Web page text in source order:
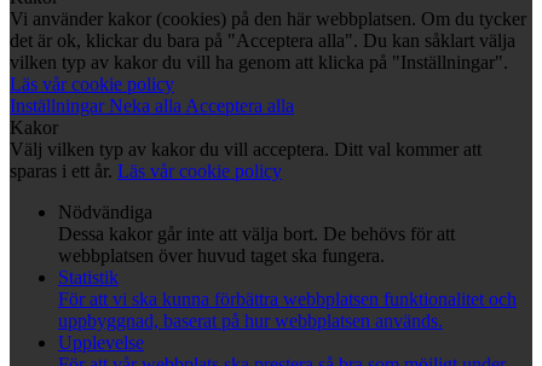
Vi använder kakor (cookies) på den här webbplatsen. Om du tycker
det är ok, klickar du bara på "Acceptera alla". Du kan såklart välja
vilken typ av kakor du vill ha genom att klicka på "Inställningar".
Läs vår cookie policy
InställningarNeka alla Acceptera alla
Kakor
Välj vilken typ av kakor du vill acceptera. Ditt val kommer att
sparas i ett år. Läs vår cookie policy
Nödvändiga
Dessa kakor går inte att välja bort. De behövs för att
webbplatsen över huvud taget ska fungera.
Statistik
För att vi ska kunna förbättra webbplatsen funktionalitet och
uppbyggnad, baserat på hur webbplatsen används.
Upplevelse